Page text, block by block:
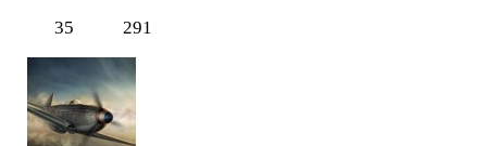
35
291